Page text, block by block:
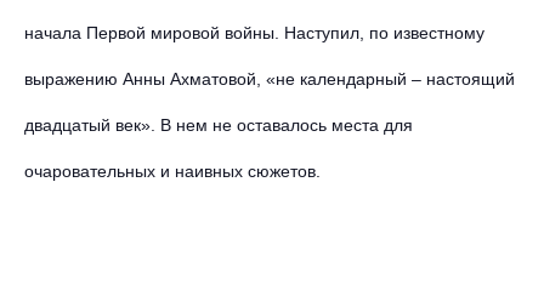
начала Первой мировой войны. Наступил, по известному
выражению Анны Ахматовой, «не календарный – настоящий
двадцатый век». В нем не оставалось места для
очаровательных и наивных сюжетов.